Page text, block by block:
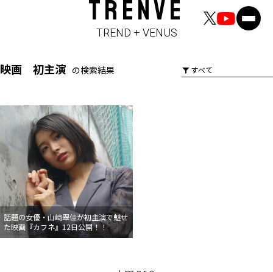
TRENVE
TREND + VENUS
映画 初主演 の検索結果
話題の女優・山﨑翠佳が初主演で魅せ
た映画『カフネ』12日公開！！